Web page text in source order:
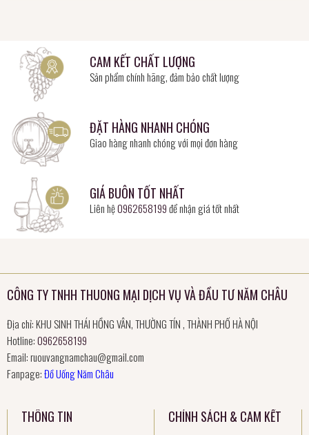
CAM KẾT CHẤT LƯỢNG
Sản phẩm chính hãng, đảm bảo chất lượng
ĐẶT HÀNG NHANH CHÓNG
Giao hàng nhanh chóng với mọi đơn hàng
GIÁ BUÔN TỐT NHẤT
Liên hệ0962658199để nhận giá tốt nhất
CÔNG TY TNHH THUONG MẠI DỊCH VỤ VÀ ĐẦU TƯ NĂM CHÂU
Địa chỉ: KHU SINH THÁI HỒNG VÂN, THƯỜNG TÍN , THÀNH PHỐ HÀ NỘI
Hotline:0962658199
Email:ruouvangnamchau@gmail.com
Fanpage:Đồ Uống Năm Châu
THÔNG TIN CHÍNH SÁCH & CAM KẾT